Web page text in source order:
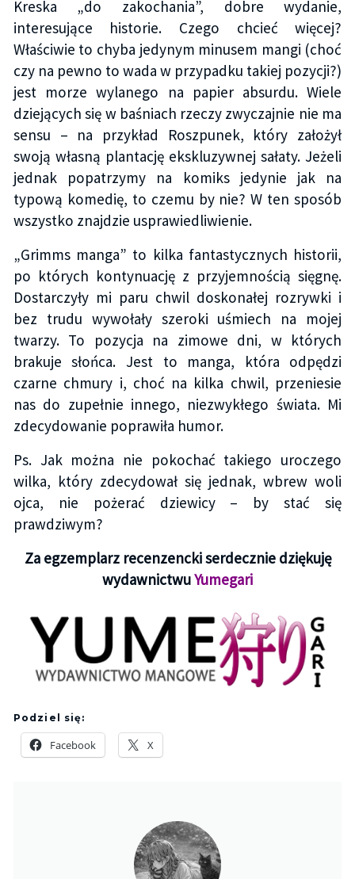
Kreska „do zakochania”, dobre wydanie,
interesujące historie. Czego chcieć więcej?
Właściwie to chyba jedynym minusem mangi (choć
czy na pewno to wada w przypadku takiej pozycji?)
jest morze wylanego na papier absurdu. Wiele
dziejących się w baśniach rzeczy zwyczajnie nie ma
sensu – na przykład Roszpunek, który założył
swoją własną plantację ekskluzywnej sałaty. Jeżeli
jednak popatrzymy na komiks jedynie jak na
typową komedię, to czemu by nie? W ten sposób
wszystko znajdzie usprawiedliwienie.
„Grimms manga” to kilka fantastycznych historii,
po których kontynuację z przyjemnością sięgnę.
Dostarczyły mi paru chwil doskonałej rozrywki i
bez trudu wywołały szeroki uśmiech na mojej
twarzy. To pozycja na zimowe dni, w których
brakuje słońca. Jest to manga, która odpędzi
czarne chmury i, choć na kilka chwil, przeniesie
nas do zupełnie innego, niezwykłego świata. Mi
zdecydowanie poprawiła humor.
Ps. Jak można nie pokochać takiego uroczego
wilka, który zdecydował się jednak, wbrew woli
ojca, nie pożerać dziewicy – by stać się
prawdziwym?
Za egzemplarz recenzencki serdecznie dziękuję
wydawnictwuYumegari
Podziel się:
Facebook X